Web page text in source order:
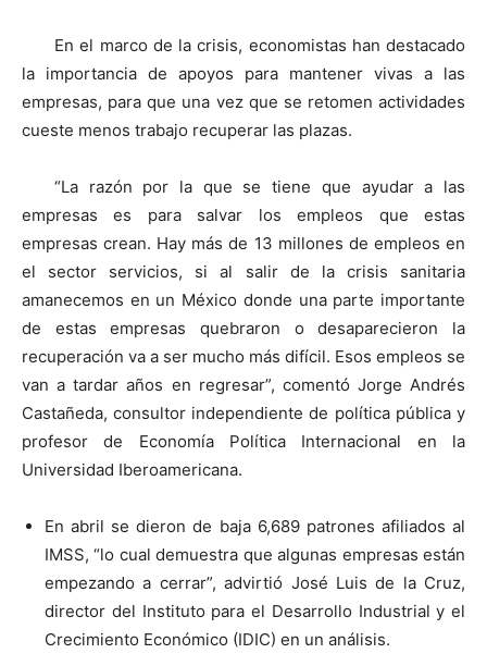
En el marco de la crisis, economistas han destacado
la importancia de apoyos para mantener vivas a las
empresas, para que una vez que se retomen actividades
cueste menos trabajo recuperar las plazas.
“La razón por la que se tiene que ayudar a las
empresas es para salvar los empleos que estas
empresas crean. Hay más de 13 millones de empleos en
el sector servicios, si al salir de la crisis sanitaria
amanecemos en un México donde una parte importante
de estas empresas quebraron o desaparecieron la
recuperación va a ser mucho más difícil. Esos empleos se
van a tardar años en regresar”, comentó Jorge Andrés
Castañeda, consultor independiente de política pública y
profesor de Economía Política Internacional en la
Universidad Iberoamericana.
En abril se dieron de baja 6,689 patrones afiliados al
IMSS, “lo cual demuestra que algunas empresas están
empezando a cerrar”, advirtió José Luis de la Cruz,
director del Instituto para el Desarrollo Industrial y el
Crecimiento Económico (IDIC) en un análisis.